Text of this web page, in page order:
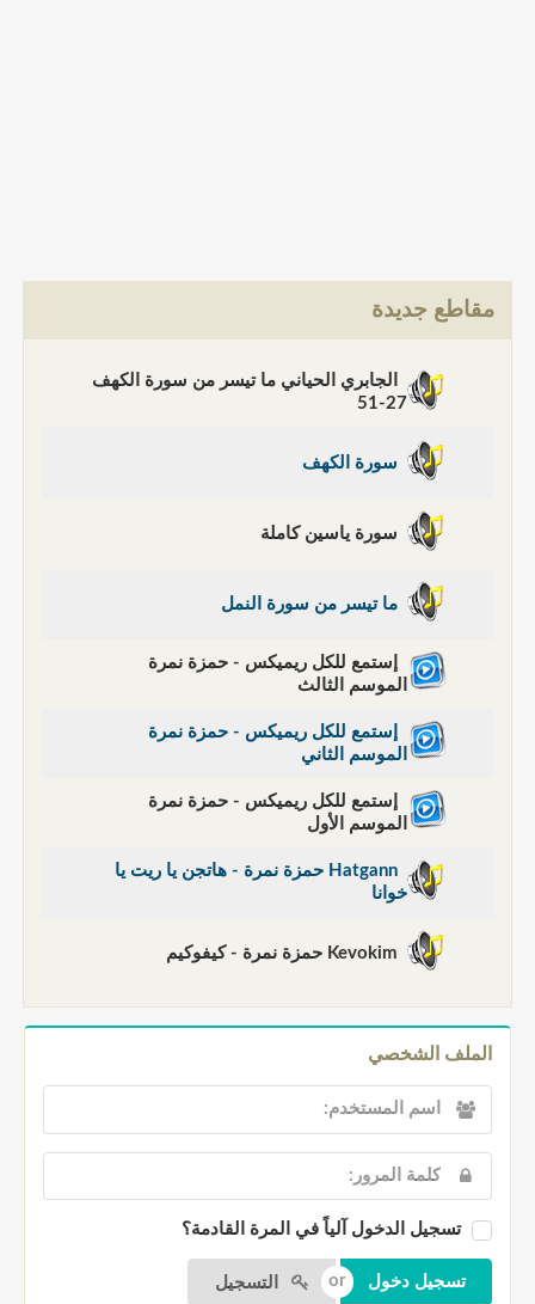
مقاطع جديدة
الجابري الحياني ما تيسر من سورة الكهف
27-51
سورة الكهف
سورة ياسين كاملة
ما تيسر من سورة النمل
إستمع للكل ريميكس - حمزة نمرة
الموسم الثالث
إستمع للكل ريميكس - حمزة نمرة
الموسم الثاني
إستمع للكل ريميكس - حمزة نمرة
الموسم الأول
Hatgann حمزة نمرة - هاتجن يا ريت يا
خوانا
الملف الشخصي
تسجيل الدخول آلياً في المرة القادمة؟
التسجيل